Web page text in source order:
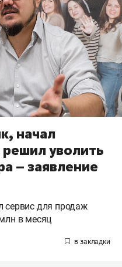
начал
уволить
– заявление
сервис для продаж
в месяц